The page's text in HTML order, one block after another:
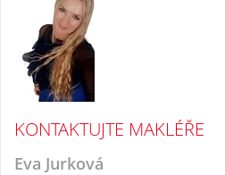
KONTAKTUJTE MAKLÉŘE
Eva Jurková